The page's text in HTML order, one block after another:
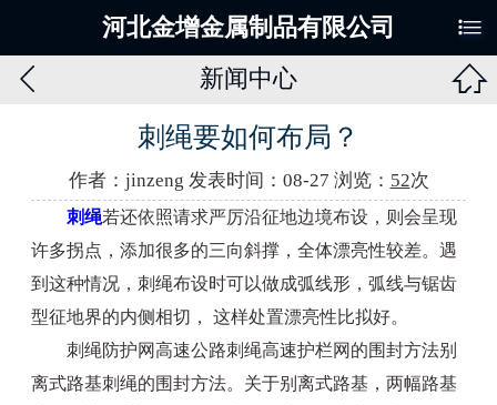
河北金增金属制品有限公司 
 新闻中心 
刺绳要如何布局？
作者：jinzeng 发表时间：08-27 浏览： 52次
刺绳若还依照请求严厉沿征地边境布设，则会呈现
许多拐点，添加很多的三向斜撑，全体漂亮性较差。遇
到这种情况，刺绳布设时可以做成弧线形，弧线与锯齿
型征地界的内侧相切， 这样处置漂亮性比拟好。
刺绳防护网高速公路刺绳高速护栏网的围封方法别
离式路基刺绳的围封方法。关于别离式路基，两幅路基